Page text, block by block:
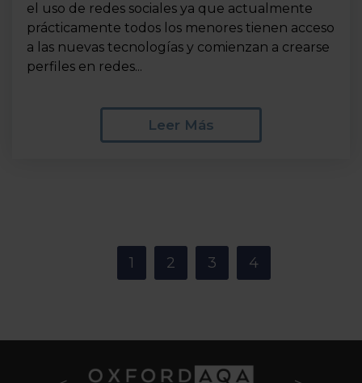
el uso de redes sociales ya que actualmente
prácticamente todos los menores tienen acceso
a las nuevas tecnologías y comienzan a crearse
perfiles en redes...
Leer Más
1 2 3 4